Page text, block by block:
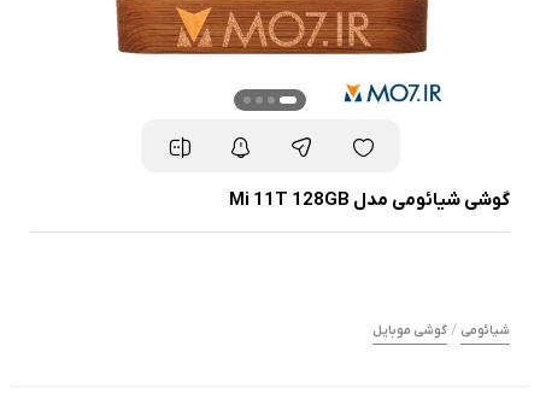
گوشی شیائومی مدل Mi 11T 128GB
شیائومی / گوشی موبایل